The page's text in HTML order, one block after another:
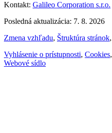
Kontakt: Galileo Corporation s.r.o.
Posledná aktualizácia: 7. 8. 2026
Zmena vzhľadu, Štruktúra stránok,
Vyhlásenie o prístupnosti, Cookies,
Webové sídlo